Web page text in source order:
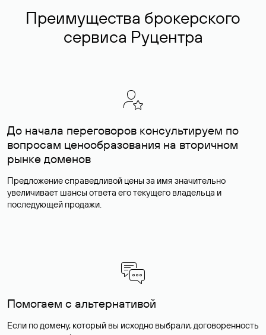
Преимущества брокерского
сервиса Руцентра
До начала переговоров консультируем по
вопросам ценообразования на вторичном
рынке доменов
Предложение справедливой цены за имя значительно
увеличивает шансы ответа его текущего владельца и
последующей продажи.
Помогаем с альтернативой
Если по домену, который вы исходно выбрали, договоренность